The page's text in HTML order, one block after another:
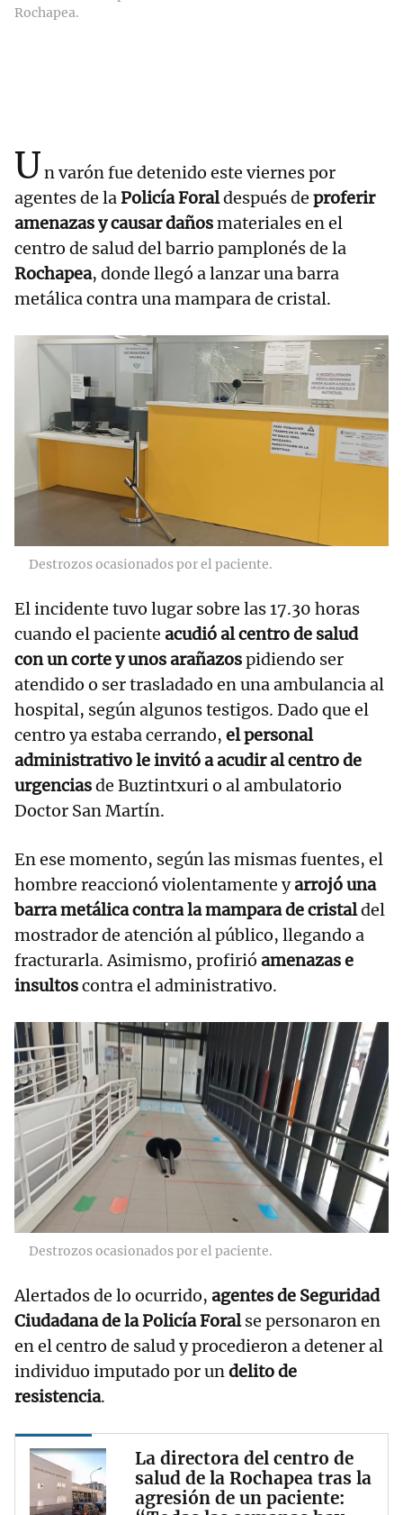
Rochapea.
Un varón fue detenido este viernes por
agentes de laPolicía Foraldespués de proferir
amenazas y causar dañosmateriales en el
centro de salud del barrio pamplonés de la
Rochapea, donde llegó a lanzar una barra
metálica contra una mampara de cristal.
Destrozos ocasionados por el paciente.
El incidente tuvo lugar sobre las 17.30 horas
cuando el paciente acudió al centro de salud
con un corte y unos arañazospidiendo ser
atendido o ser trasladado en una ambulancia al
hospital, según algunos testigos. Dado que el
centro ya estaba cerrando, el personal
administrativo le invitó a acudir al centro de
urgenciasde Buztintxuri o al ambulatorio
Doctor San Martín.
En ese momento, según las mismas fuentes, el
hombre reaccionó violentamente yarrojó una
barra metálica contra la mampara de cristaldel
mostrador de atención al público, llegando a
fracturarla. Asimismo, profirió amenazas e
insultoscontra el administrativo.
Destrozos ocasionados por el paciente.
Alertados de lo ocurrido, agentes de Seguridad
Ciudadana de la Policía Foralse personaron en
en el centro de salud y procedieron a detener al
individuo imputado por undelito de
resistencia.
La directora del centro de
salud de la Rochapea tras la
agresión de un paciente: